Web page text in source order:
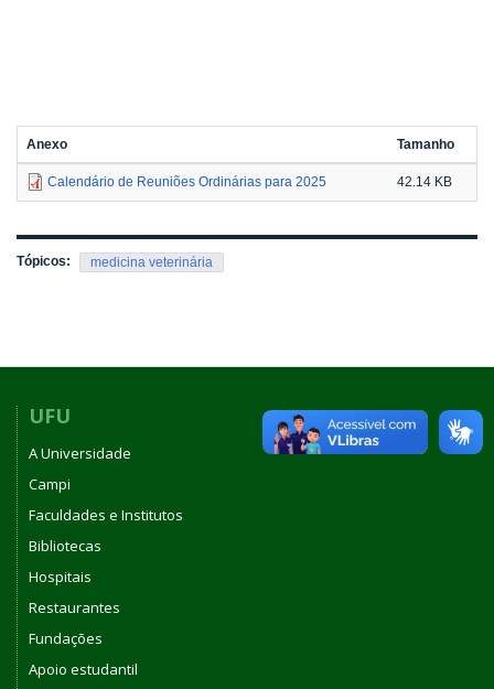
Anexo Tamanho
Calendário de Reuniões Ordinárias para 2025 42.14 KB
Tópicos: medicina veterinária
UFU
A Universidade
Campi
Faculdades e Institutos
Bibliotecas
Hospitais
Restaurantes
Fundações
Apoio estudantil